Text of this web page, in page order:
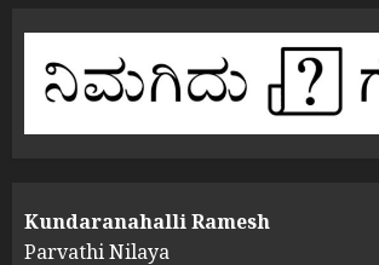
Kundaranahalli Ramesh
Parvathi Nilaya